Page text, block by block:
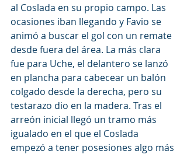
al Coslada en su propio campo. Las
ocasiones iban llegando y Favio se
animó a buscar el gol con un remate
desde fuera del área. La más clara
fue para Uche, el delantero se lanzó
en plancha para cabecear un balón
colgado desde la derecha, pero su
testarazo dio en la madera. Tras el
arreón inicial llegó un tramo más
igualado en el que el Coslada
empezó a tener posesiones algo más